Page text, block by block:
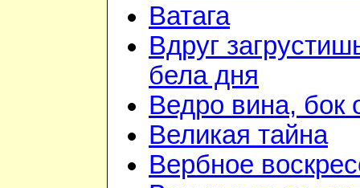
Ватага
Вдруг
бела дня
Ведро вина, бок
Великая тайна
Вербное